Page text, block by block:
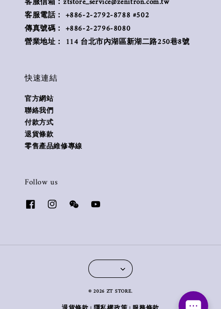
客服電話： +886-2-2792-8788 #502
傳真號碼： +886-2-2796-8080
營業地址： 114 台北市內湖區新湖二路250巷8號
快速連結
官方網站
聯絡我們
付款方式
退貨條款
零售產品維修專線
Follow us
© 2026 ZT STORE.